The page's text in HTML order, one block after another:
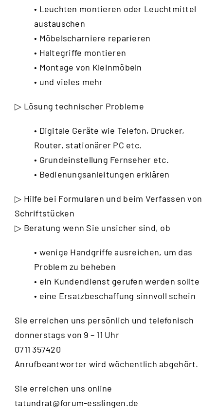
• Leuchten montieren oder Leuchtmittel
austauschen
• Möbelscharniere reparieren
• Haltegriffe montieren
• Montage von Kleinmöbeln
• und vieles mehr
▷ Lösung technischer Probleme
• Digitale Geräte wie Telefon, Drucker,
Router, stationärer PC etc.
• Grundeinstellung Fernseher etc.
• Bedienungsanleitungen erklären
▷ Hilfe bei Formularen und beim Verfassen von
Schriftstücken
▷ Beratung wenn Sie unsicher sind, ob
• wenige Handgriffe ausreichen, um das
Problem zu beheben
• ein Kundendienst gerufen werden sollte
• eine Ersatzbeschaffung sinnvoll schein
Sie erreichen uns persönlich und telefonisch
donnerstags von 9 – 11 Uhr
0711 357420
Anrufbeantworter wird wöchentlich abgehört.
Sie erreichen uns online
tatundrat@forum-esslingen.de